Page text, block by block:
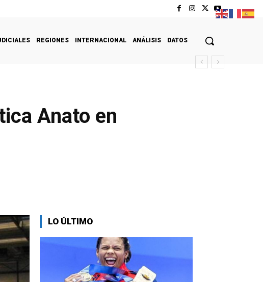
REGIONES INTERNACIONAL ANÁLISIS DATOS
Anato en
LO ÚLTIMO